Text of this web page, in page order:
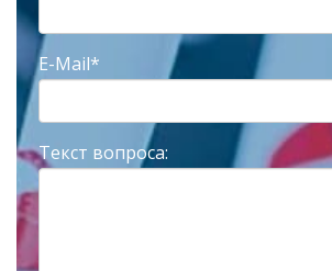
E-Mail*
Текст вопроса: